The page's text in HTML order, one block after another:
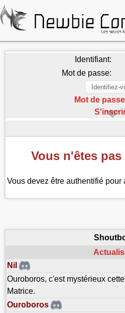
Identifiant:
Mot de passe:
Mot de
Vous n'êtes
Vous devez être authentifié pour
Nil
Ouroboros, c'est mystérieux
Matrice.
Ouroboros